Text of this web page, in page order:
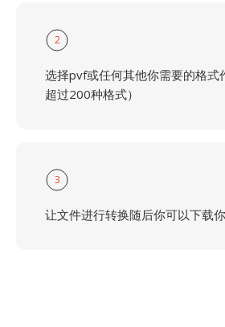
2
选择pvf或任何其他你需要的格式
超过200种格式）
3
让文件进行转换随后你可以下载